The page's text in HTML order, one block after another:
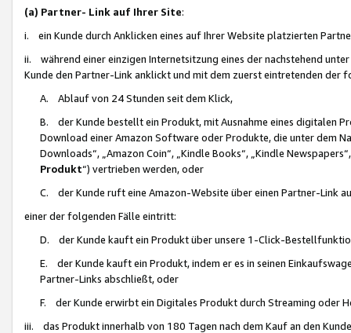
(a) Partner- Link auf Ihrer Site:
i. ein Kunde durch Anklicken eines auf Ihrer Website platzierten
ii. während einer einzigen Internetsitzung eines der nachstehend
Kunde den Partner-Link anklickt und mit dem zuerst eintretenden der
A. Ablauf von 24 Stunden seit dem Klick,
B. der Kunde bestellt ein Produkt, mit Ausnahme eines digitalen
Download einer Amazon Software oder Produkte, die unter dem
Downloads“, „Amazon Coin“, „Kindle Books“, „Kindle
Produkt“) vertrieben werden, oder
C. der Kunde ruft eine Amazon-Website über einen Partner-Link
einer der folgenden Fälle eintritt:
D. der Kunde kauft ein Produkt über unsere 1-Click-
E. der Kunde kauft ein Produkt, indem er es in seinen
Partner-Links abschließt, oder
F. der Kunde erwirbt ein Digitales Produkt durch Streaming oder
iii. das Produkt innerhalb von 180 Tagen nach dem Kauf an den